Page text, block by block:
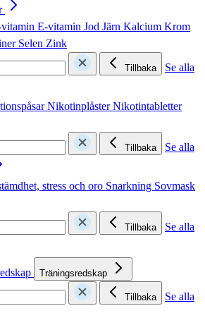
E-vitamin Jod Järn Kalcium Krom
Selen Zink
Tillbaka
Se alla
NikotinplåsterNikotintabletter
Tillbaka
Se alla
stress och oro Snarkning Sovmask
Tillbaka
Se alla
Träningsredskap
Tillbaka
Se alla